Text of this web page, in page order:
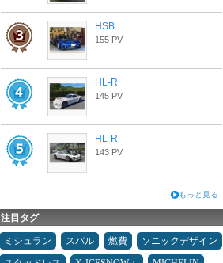
HSB
155 PV
HL-R
145 PV
HL-R
143 PV
もっと見る
注目タグ
ミシュラン スバル 燃費
ソニックデザイン